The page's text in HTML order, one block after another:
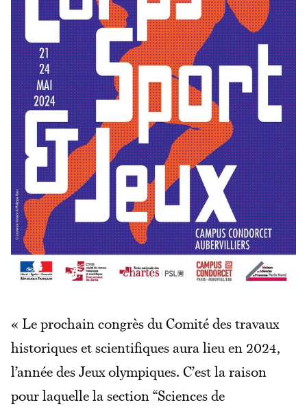
« Le prochain congrès du Comité des travaux
historiques et scientifiques aura lieu en 2024,
l’année des Jeux olympiques. C’est la raison
pour laquelle la section “Sciences de